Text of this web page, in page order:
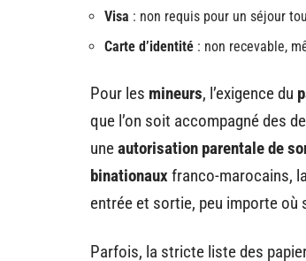
Visa : non requis pour un séjour
Carte d’identité : non recevable,
Pour les mineurs, l’exigence du
que l’on soit accompagné des
uneautorisation parentale de
binationauxfranco-marocains,
entrée et sortie, peu importe où
Parfois, la stricte liste des